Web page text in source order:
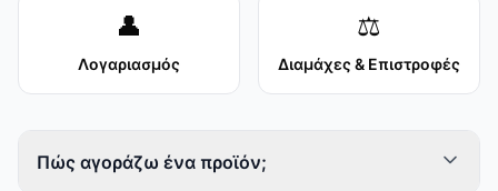
👤
Λογαριασμός
⚖️
Διαμάχες & Επιστροφές
Πώς αγοράζω ένα προϊόν;